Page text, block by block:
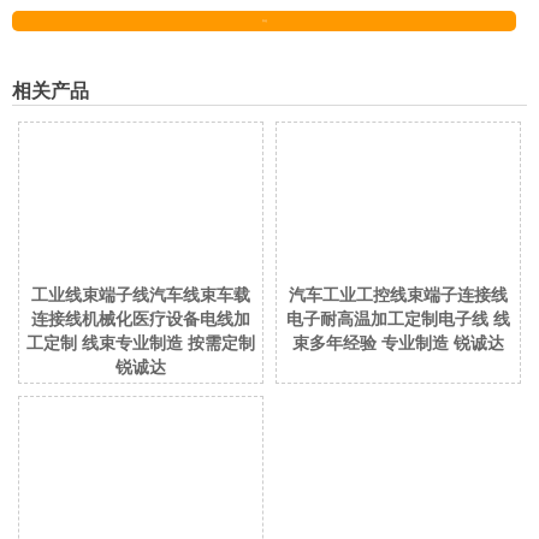
相关产品
工业线束端子线汽车线束车载
连接线机械化医疗设备电线加
工定制 线束专业制造 按需定制
锐诚达
汽车工业工控线束端子连接线
电子耐高温加工定制电子线 线
束多年经验 专业制造 锐诚达